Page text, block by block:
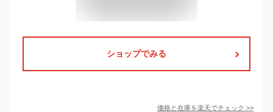
ショップでみる
価格と在庫を楽天でチェック >>